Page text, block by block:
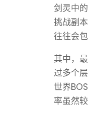
剑灵中
挑战副
往往会
其中，
过多个
世界
率虽然